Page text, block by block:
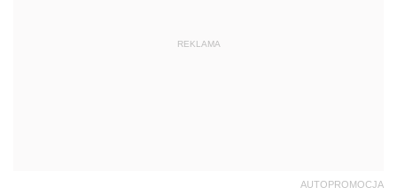
REKLAMA
AUTOPROMOCJA